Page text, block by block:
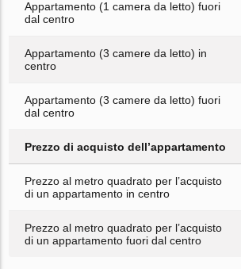
Appartamento (1 camera da letto) fuori
dal centro
Appartamento (3 camere da letto) in
centro
Appartamento (3 camere da letto) fuori
dal centro
Prezzo di acquisto dell’appartamento
Prezzo al metro quadrato per l’acquisto
di un appartamento in centro
Prezzo al metro quadrato per l’acquisto
di un appartamento fuori dal centro